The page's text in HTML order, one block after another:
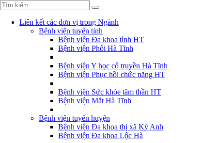
Liên kết các đơn vị trong Ngành
Bệnh viện tuyến tỉnh
Bệnh viện Đa khoa tỉnh HT
Bệnh viện Phổi Hà Tĩnh
Bệnh viện Y học cổ truyền Hà Tĩnh
Bệnh viện Phục hồi chức năng HT
Bệnh viện Sức khỏe tâm thần HT
Bệnh viện Mắt Hà Tĩnh
Bệnh viện tuyến huyện
Bệnh viện Đa khoa thị xã Kỳ Anh
Bệnh viện Đa khoa Lộc Hà